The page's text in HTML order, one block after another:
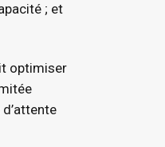
; et
optimiser